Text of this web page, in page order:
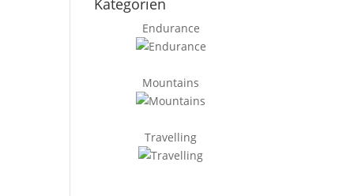
Kategorien
Endurance
Mountains
Travelling